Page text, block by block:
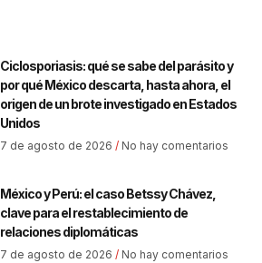
Ciclosporiasis: qué se sabe del parásito y
por qué México descarta, hasta ahora, el
origen de un brote investigado en Estados
Unidos
7 de agosto de 2026 No hay comentarios
México y Perú: el caso Betssy Chávez,
clave para el restablecimiento de
relaciones diplomáticas
7 de agosto de 2026 No hay comentarios